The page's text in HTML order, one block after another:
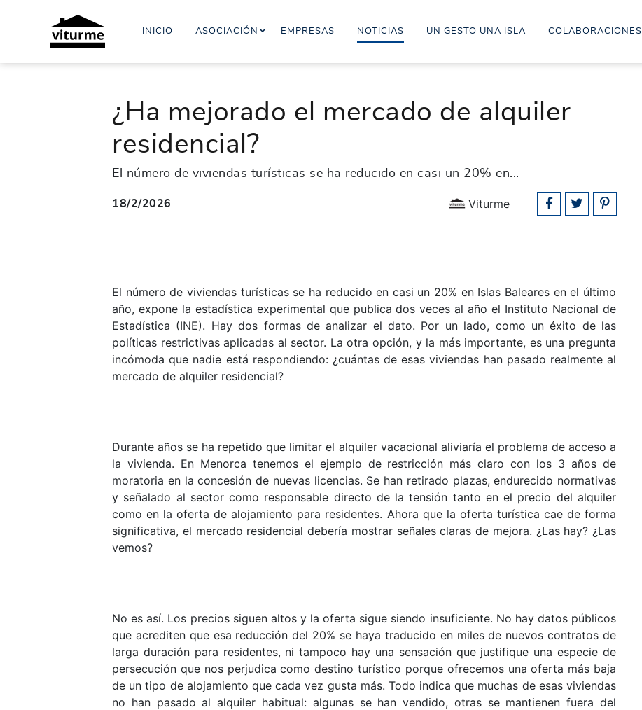
¿Ha mejorado el mercado de alquiler
residencial?
El número de viviendas turísticas se ha reducido en casi un 20% en...
18/2/2026 Viturme
El número de viviendas turísticas se ha reducido en casi un 20% en Islas Baleares en el último
año, expone la estadística experimental que publica dos veces al año el Instituto Nacional de
Estadística (INE). Hay dos formas de analizar el dato. Por un lado, como un éxito de las
políticas restrictivas aplicadas al sector. La otra opción, y la más importante, es una pregunta
incómoda que nadie está respondiendo: ¿cuántas de esas viviendas han pasado realmente al
mercado de alquiler residencial?
Durante años se ha repetido que limitar el alquiler vacacional aliviaría el problema de acceso a
la vivienda. En Menorca tenemos el ejemplo de restricción más claro con los 3 años de
moratoria en la concesión de nuevas licencias. Se han retirado plazas, endurecido normativas
y señalado al sector como responsable directo de la tensión tanto en el precio del alquiler
como en la oferta de alojamiento para residentes. Ahora que la oferta turística cae de forma
significativa, el mercado residencial debería mostrar señales claras de mejora. ¿Las hay? ¿Las
vemos?
No es así. Los precios siguen altos y la oferta sigue siendo insuficiente. No hay datos públicos
que acrediten que esa reducción del 20% se haya traducido en miles de nuevos contratos de
larga duración para residentes, ni tampoco hay una sensación que justifique una especie de
persecución que nos perjudica como destino turístico porque ofrecemos una oferta más baja
de un tipo de alojamiento que cada vez gusta más. Todo indica que muchas de esas viviendas
no han pasado al alquiler habitual: algunas se han vendido, otras se mantienen fuera del
INICIO ASOCIACIÓN EMPRESAS NOTICIAS UN GESTO UNA ISLA COLABORACIONES